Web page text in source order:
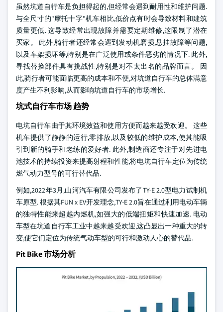
虽然坑道自行车是负担得起的,但经常会遇到耐用性和维护问题.
与全尺寸的"摩托十字"机车相比,低价点有时会导致材料和建筑
质量更低. 这导致经常出现故障并需要定期维修,这限制了潜在
买家。 此外,骑行者还经常会遇到发动机磨损,悬挂故障等问题,
以及车架损坏等,特别是在广泛使用或条件恶劣的情况下. 此外,
寻找替换部件具有挑战性,特别是对不太出名的品牌而言。 因
此,骑行者可能面临更高的成本和不便,对坑道自行车的总体满意
度产生不利影响,从而影响坑道自行车的市场增长.
坑式自行车市场 趋势
电坑自行车由于其环境效益和使用方便而越来越受欢迎。 这些
机车提供了静静的运行,零排放,以及较低的维护成本,使其能吸
引到新的骑手和老练的爱好者. 此外,制造商还专注于对先进电
池技术的持续投资来提高射程和性能,将电坑自行车定位为传统
燃气动力型号的可行替代品.
例如,2022年3月,山河汽车有限公司发布了TY-E 2.0型电力试制机
车原型. 根据其FUN x EV开发理念,TY-E 2.0旨在通过利用电动车辆
的独特性能来超越内燃机,如强大的低端扭矩和快速加速. 电动
车型在坑道自行车工业中越来越受欢迎,这凸显出一种重大的转
变,使它们定位为传统气动车型的可行和激动人心的替代品.
Pit Bike 市场分析